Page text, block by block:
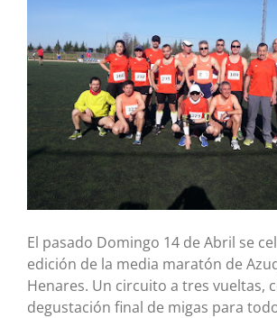
El pasado Domingo 14 de Abril se
edición de la media maratón de
Henares. Un circuito a tres vueltas,
degustación final de migas para